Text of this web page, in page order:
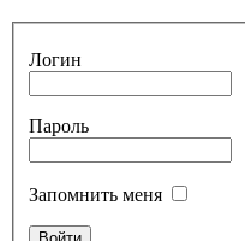
Логин
Пароль
Запомнить меня